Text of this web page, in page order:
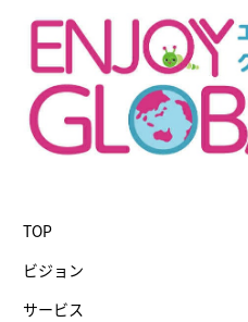
TOP
ビジョン
サービス